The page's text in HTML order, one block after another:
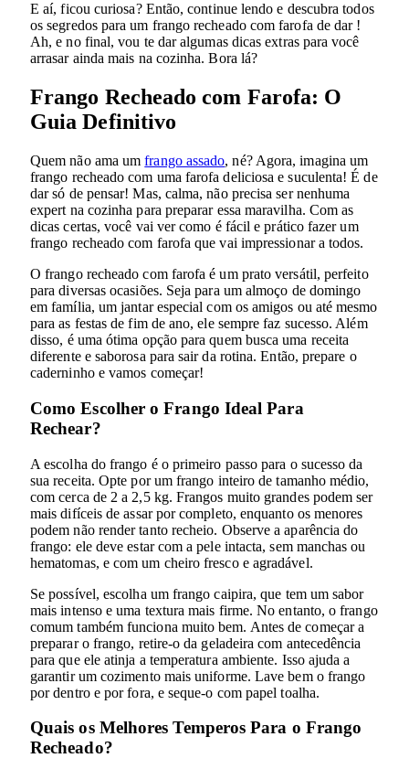
E aí, ficou curiosa? Então, continue lendo e descubra todos
os segredos para um frango recheado com farofa de dar !
Ah, e no final, vou te dar algumas dicas extras para você
arrasar ainda mais na cozinha. Bora lá?
Frango Recheado com Farofa: O
Guia Definitivo
Quem não ama umfrango assado, né? Agora, imagina um
frango recheado com uma farofa deliciosa e suculenta! É de
dar só de pensar! Mas, calma, não precisa ser nenhuma
expert na cozinha para preparar essa maravilha. Com as
dicas certas, você vai ver como é fácil e prático fazer um
frango recheado com farofa que vai impressionar a todos.
O frango recheado com farofa é um prato versátil, perfeito
para diversas ocasiões. Seja para um almoço de domingo
em família, um jantar especial com os amigos ou até mesmo
para as festas de fim de ano, ele sempre faz sucesso. Além
disso, é uma ótima opção para quem busca uma receita
diferente e saborosa para sair da rotina. Então, prepare o
caderninho e vamos começar!
Como Escolher o Frango Ideal Para
Rechear?
A escolha do frango é o primeiro passo para o sucesso da
sua receita. Opte por um frango inteiro de tamanho médio,
com cerca de 2 a 2,5 kg. Frangos muito grandes podem ser
mais difíceis de assar por completo, enquanto os menores
podem não render tanto recheio. Observe a aparência do
frango: ele deve estar com a pele intacta, sem manchas ou
hematomas, e com um cheiro fresco e agradável.
Se possível, escolha um frango caipira, que tem um sabor
mais intenso e uma textura mais firme. No entanto, o frango
comum também funciona muito bem. Antes de começar a
preparar o frango, retire-o da geladeira com antecedência
para que ele atinja a temperatura ambiente. Isso ajuda a
garantir um cozimento mais uniforme. Lave bem o frango
por dentro e por fora, e seque-o com papel toalha.
Quais os Melhores Temperos Para o Frango
Recheado?